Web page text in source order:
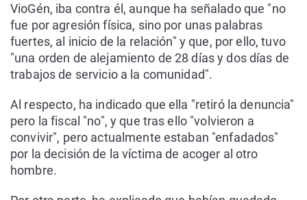
VioGén, iba contra él, aunque ha señalado que "no
fue por agresión física, sino por unas palabras
fuertes, al inicio de la relación" y que, por ello, tuvo
"una orden de alejamiento de 28 días y dos días de
trabajos de servicio a la comunidad".
Al respecto, ha indicado que ella "retiró la denuncia"
pero la fiscal "no", y que tras ello "volvieron a
convivir", pero actualmente estaban "enfadados"
por la decisión de la víctima de acoger al otro
hombre.